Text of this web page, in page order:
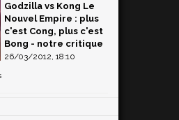
Godzilla vs Kong Le
Nouvel Empire : plus
c'est Cong, plus c'est
Bong - notre critique
26/03/2012, 18:10